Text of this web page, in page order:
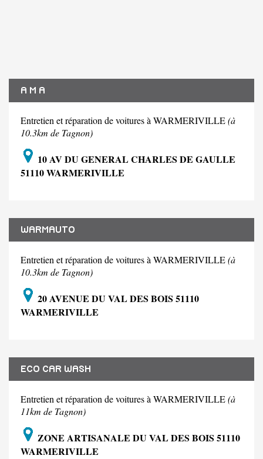
A M A
Entretien et réparation de voitures à WARMERIVILLE(à
10.3km de Tagnon)
10 AV DU GENERAL CHARLES DE GAULLE
51110 WARMERIVILLE
WARMAUTO
Entretien et réparation de voitures à WARMERIVILLE(à
10.3km de Tagnon)
20 AVENUE DU VAL DES BOIS 51110
WARMERIVILLE
ECO CAR WASH
Entretien et réparation de voitures à WARMERIVILLE(à
11km de Tagnon)
ZONE ARTISANALE DU VAL DES BOIS 51110
WARMERIVILLE